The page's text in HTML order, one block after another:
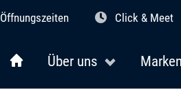
Öffnungszeiten Click & Meet
Über uns Marken